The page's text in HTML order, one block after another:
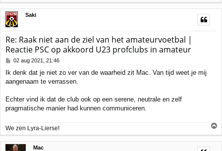
h
Saki
Re: Raak niet aan de ziel van het amateurvoetbal |
Reactie PSC op akkoord U23 profclubs in amateur
B
r
i
h
02 aug 2021, 21:46
Ik denk dat je niet zo ver van de waarheid zit Mac. Van tijd weet je mij
aangenaam te verrassen.
Echter vind ik dat de club ook op een serene, neutrale en zelf
pragmatische manier had kunnen communiceren.
We zen Lyra-Lierse!
h
Mac